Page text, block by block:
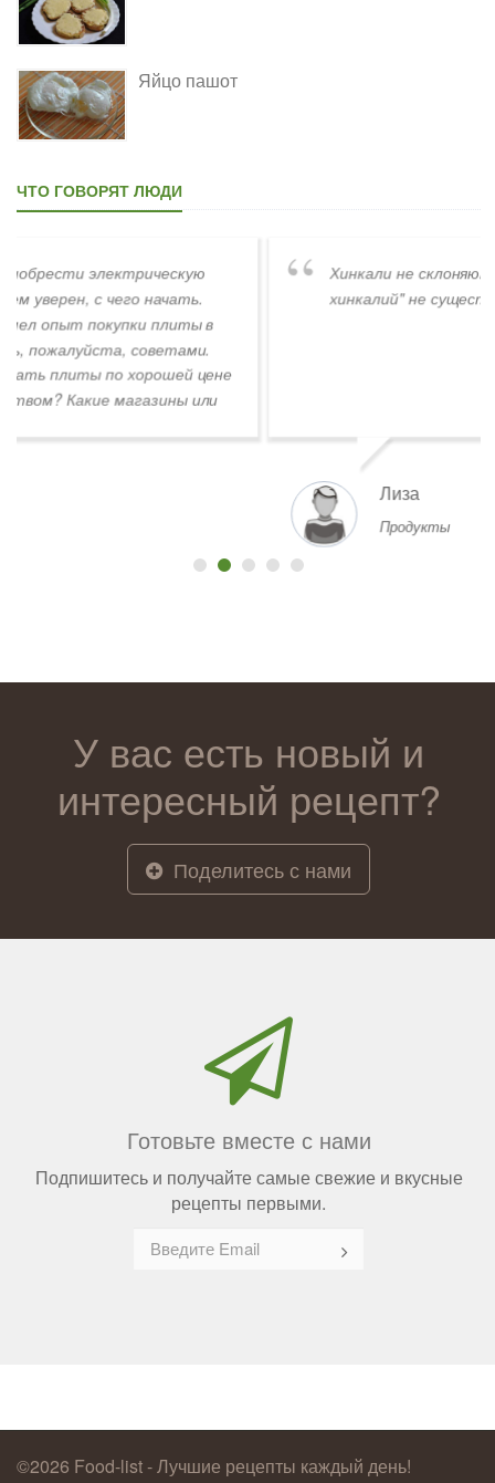
Яйцо пашот
ЧТО ГОВОРЯТ ЛЮДИ
Хинкали не склоняются. Слов "хинкалиев,
хинкалий" не существует
У вас есть новый и
интересный рецепт?
Поделитесь с нами
Готовьте вместе с нами
Подпишитесь и получайте самые свежие и вкусные
рецепты первыми.
©2026 Food-list - Лучшие рецепты каждый день!